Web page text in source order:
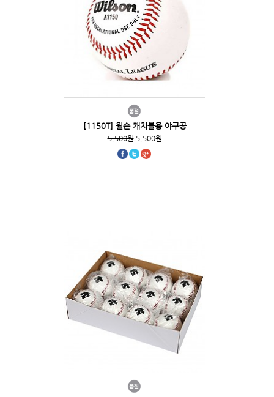
[1150T] 윌슨 캐치볼용 야구공
5,500원5,500원